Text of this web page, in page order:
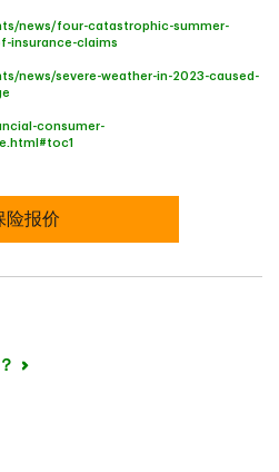
news/four-catastrophic-summer-
insurance-claims
news/severe-weather-in-2023-caused-
consumer-
险报价